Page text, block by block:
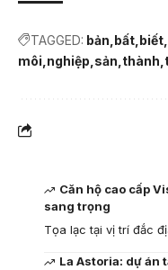
TAGGED: bản bất biết
môi nghiệp sản thành
Căn hộ cao cấp
sang trọng
Tọa lạc tại vị trí đắc
La Astoria: dự án